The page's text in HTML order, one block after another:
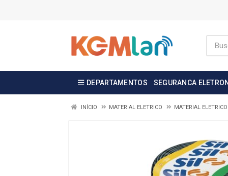
DEPARTAMENTOS SEGURANCA
INÍCIO MATERIAL ELETRICO MATERIAL ELETRICO